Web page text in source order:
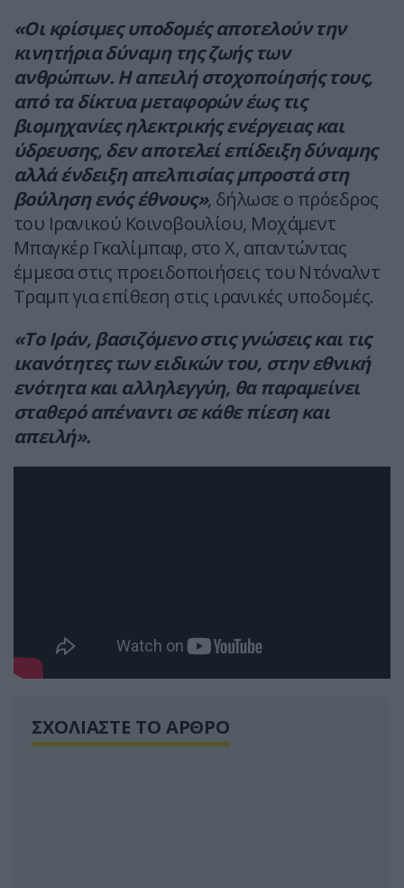
«Οι κρίσιμες υποδομές αποτελούν την
κινητήρια δύναμη της ζωής των
ανθρώπων. Η απειλή στοχοποίησής τους,
από τα δίκτυα μεταφορών έως τις
βιομηχανίες ηλεκτρικής ενέργειας και
ύδρευσης, δεν αποτελεί επίδειξη δύναμης
αλλά ένδειξη απελπισίας μπροστά στη
βούληση ενός έθνους», δήλωσε ο πρόεδρος
του Ιρανικού Κοινοβουλίου, Μοχάμεντ
Μπαγκέρ Γκαλίμπαφ, στο X, απαντώντας
έμμεσα στις προειδοποιήσεις του Ντόναλντ
Τραμπ για επίθεση στις ιρανικές υποδομές.
«Το Ιράν, βασιζόμενο στις γνώσεις και τις
ικανότητες των ειδικών του, στην εθνική
ενότητα και αλληλεγγύη, θα παραμείνει
σταθερό απέναντι σε κάθε πίεση και
απειλή».
ΣΧΟΛΙΑΣΤΕ ΤΟ ΑΡΘΡΟ